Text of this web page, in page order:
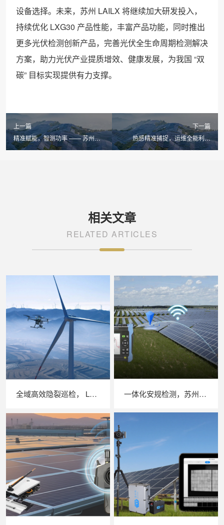
设备选择。未来，苏州 LAILX 将继续加大研发投入，
持续优化 LXG30 产品性能，丰富产品功能，同时推出
更多光伏检测创新产品，完善光伏全生命周期检测解决
方案，助力光伏产业提质增效、健康发展，为我国 “双
碳” 目标实现提供有力支撑。
上一篇
精准赋能，智测功率 —— 苏州
LAILX LX-PV32 便携式 IV 测试仪
下一篇
热感精准捕捉，运维全能利器
—— 苏州 LAILX LX-F100 手持红
相关文章
RELATED ARTICLES
全域高效隐裂巡检， LAILX LXH210 无人机 EL 检测系统革新大型光伏电站质检模式 一体化安规检测，苏州 LAILX LXH601 绝缘接地综合测试仪筑牢光伏电站电气安全防线